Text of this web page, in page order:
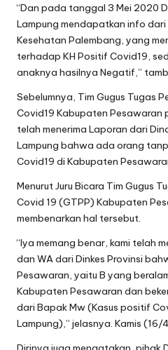
“Dan pada tanggal 3 Mei 2020
Lampung mendapatkan info
Kesehatan Palembang, yang
terhadap KH Positif Covid19,
anaknya hasilnya Negatif,”
Sebelumnya, Tim Gugus Tugas
Covid19 Kabupaten Pesawaran
telah menerima Laporan dari
Lampung bahwa ada orang
Covid19 di Kabupaten
Menurut Juru Bicara Tim Gugus
Covid 19 (GTPP) Kabupaten
membenarkan hal tersebut.
“Iya memang benar, kami telah
dan WA dari Dinkes Provinsi
Pesawaran, yaitu B yang
Kabupaten Pesawaran dan
dari Bapak Mw (Kasus positif
Lampung),” jelasnya. Kamis